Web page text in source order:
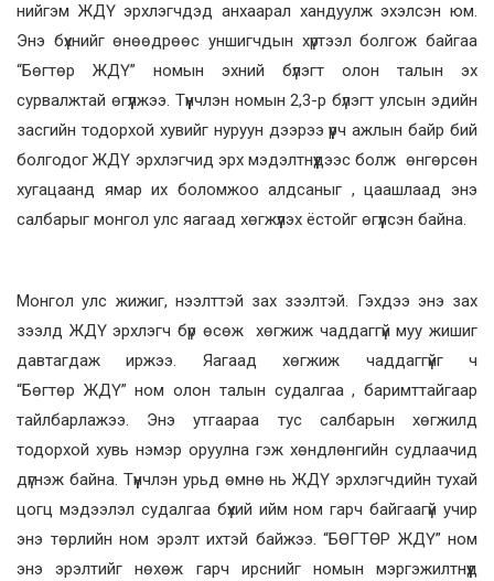
нийгэм ЖДҮ эрхлэгчдэд анхаарал хандуулж эхэлсэн юм.
Энэ бүхнийг өнөөдрөөс уншигчдын хүртээл болгож байгаа
“Бөгтөр ЖДҮ” номын эхний бүлэгт олон талын эх
сурвалжтай өгүүлжээ. Түүнчлэн номын 2,3-р бүлэгт улсын эдийн
засгийн тодорхой хувийг нуруун дээрээ үүрч ажлын байр бий
болгодог ЖДҮ эрхлэгчид эрх мэдэлтнүүдээс болж өнгөрсөн
хугацаанд ямар их боломжоо алдсаныг , цаашлаад энэ
салбарыг монгол улс яагаад хөгжүүлэх ёстойг өгүүлсэн байна.
Монгол улс жижиг, нээлттэй зах зээлтэй. Гэхдээ энэ зах
зээлд ЖДҮ эрхлэгч бүр өсөж хөгжиж чаддаггүй муу жишиг
давтагдаж иржээ. Яагаад хөгжиж чаддаггүйг ч
“Бөгтөр ЖДҮ” ном олон талын судалгаа , баримттайгаар
тайлбарлажээ. Энэ утгаараа тус салбарын хөгжилд
тодорхой хувь нэмэр оруулна гэж хөндлөнгийн судлаачид
дүгнэж байна. Түүнчлэн урьд өмнө нь ЖДҮ эрхлэгчдийн тухай
цогц мэдээлэл судалгаа бүхий ийм ном гарч байгаагүй учир
энэ төрлийн ном эрэлт ихтэй байжээ. “БӨГТӨР ЖДҮ” ном
энэ эрэлтийг нөхөж гарч ирснийг номын мэргэжилтнүүд